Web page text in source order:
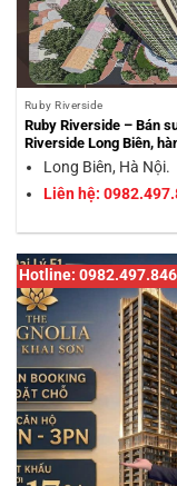
Ruby Riverside
Ruby Riverside – Bán
Riverside Long Biên,
Long Biên, Hà Nội.
Liên hệ:
Hotline: 0982.497.846